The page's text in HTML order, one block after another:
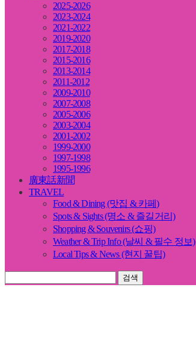
2025-2026
2023-2024
2021-2022
2019-2020
2017-2018
2015-2016
2013-2014
2011-2012
2009-2010
2007-2008
2005-2006
2003-2004
2001-2002
1999-2000
1997-1998
1995-1996
廣東話新聞
TRAVEL
Food & Dining (맛집 & 카페)
Spots & Sights (명소 & 즐길거리)
Shopping & Souvenirs (쇼핑)
Weather & Trip Info (날씨 & 필수 정보)
Local Tips & News (현지 꿀팁)
검색